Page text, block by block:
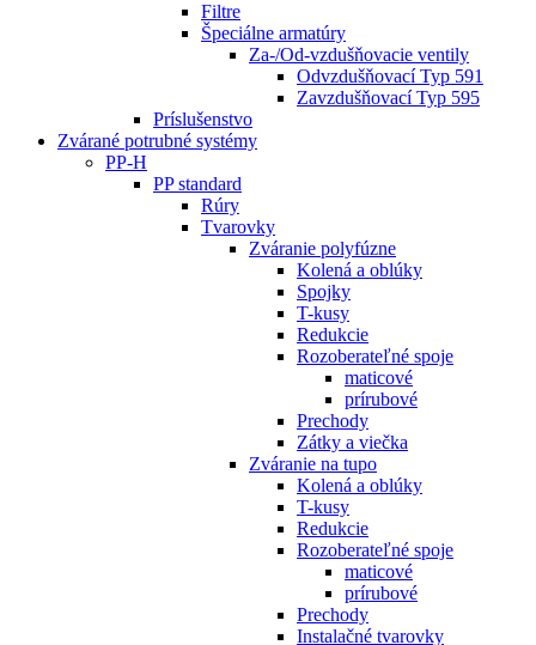
Filtre
Špeciálne armatúry
Za-/Od-vzdušňovacie ventily
Odvzdušňovací Typ 591
Zavzdušňovací Typ 595
Príslušenstvo
Zvárané potrubné systémy
PP-H
PP standard
Rúry
Tvarovky
Zváranie polyfúzne
Kolená a oblúky
Spojky
T-kusy
Redukcie
Rozoberateľné spoje
maticové
prírubové
Prechody
Zátky a viečka
Zváranie na tupo
Kolená a oblúky
T-kusy
Redukcie
Rozoberateľné spoje
maticové
prírubové
Prechody
Instalačné tvarovky